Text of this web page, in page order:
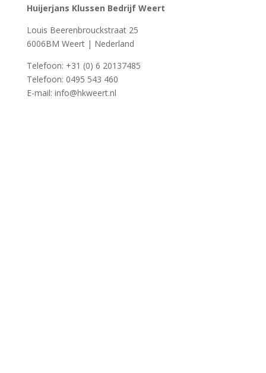
Huijerjans Klussen Bedrijf Weert
Louis Beerenbrouckstraat 25
6006BM Weert | Nederland
Telefoon: +31 (0) 6 20137485
Telefoon: 0495 543 460
E-mail: info@hkweert.nl